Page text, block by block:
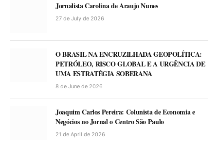
Jornalista Carolina de Araujo Nunes
27 de July de 2026
O BRASIL NA ENCRUZILHADA GEOPOLÍTICA:
PETRÓLEO, RISCO GLOBAL E A URGÊNCIA DE
UMA ESTRATÉGIA SOBERANA
8 de June de 2026
Joaquim Carlos Pereira: Colunista de Economia e
Negócios no Jornal o Centro São Paulo
21 de April de 2026